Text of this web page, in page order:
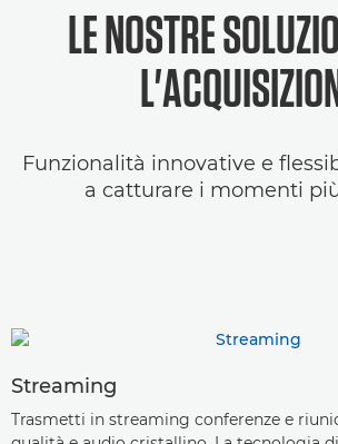
LE NOSTRE
Funzionalità innovative e
a catturare i momenti
Streaming
Trasmetti in streaming conferenze e